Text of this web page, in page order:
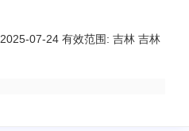
2025-07-24 有效范围: 吉林 吉林